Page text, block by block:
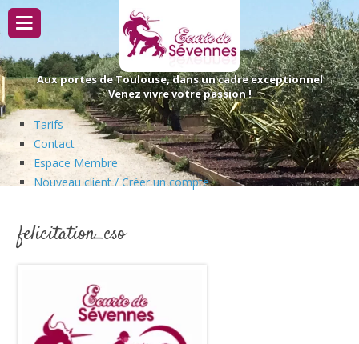
Passer
contenu
Aux portes de Toulouse, dans un cadre exceptionnel
Venez vivre votre passion !
Tarifs
Contact
Espace Membre
Nouveau client / Créer un compte
felicitation_cso